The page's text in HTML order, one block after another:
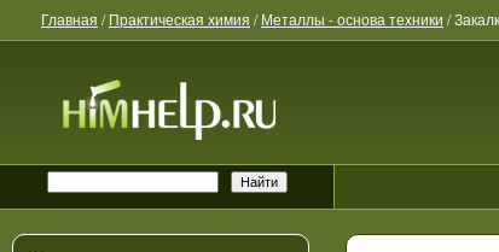
Главная /Практическая химия /Металлы - основа техники /